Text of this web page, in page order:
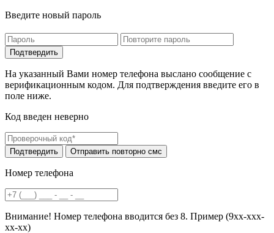
Введите новый пароль
На указанный Вами номер телефона выслано сообщение с
верификационным кодом. Для подтверждения введите его в
поле ниже.
Код введен неверно
Номер телефона
Внимание! Номер телефона вводится без 8. Пример (9хх-ххх-
хх-хх)